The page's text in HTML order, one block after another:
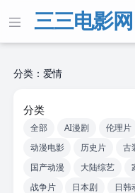
三三电影网
分类：爱情
分类
全部 AI漫剧 伦理片
动漫电影
历史片 古
国产动漫
大陆综艺
战争片
日本剧 日韩